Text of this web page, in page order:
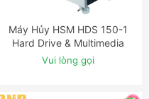
ĐẶT NGAY
Máy Hủy HSM HDS 150-1
Hard Drive & Multimedia
Shredder
Vui lòng gọi